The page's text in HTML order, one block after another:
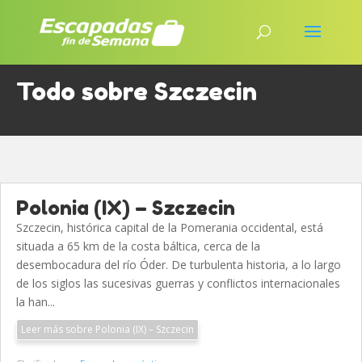
Todo sobre Szczecin
Polonia (IX) – Szczecin
Szczecin, histórica capital de la Pomerania occidental, está
situada a 65 km de la costa báltica, cerca de la
desembocadura del río Óder. De turbulenta historia, a lo largo
de los siglos las sucesivas guerras y conflictos internacionales
la han...
Leer más sobre Polonia (IX) – Szczecin